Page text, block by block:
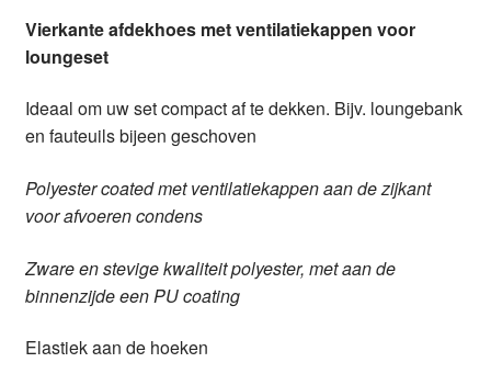
Vierkante afdekhoes met ventilatiekappen voor
loungeset
Ideaal om uw set compact af te dekken. Bijv. loungebank
en fauteuils bijeen geschoven
Polyester coated met ventilatiekappen aan de zijkant
voor afvoeren condens
Zware en stevige kwaliteit polyester, met aan de
binnenzijde een PU coating
Elastiek aan de hoeken